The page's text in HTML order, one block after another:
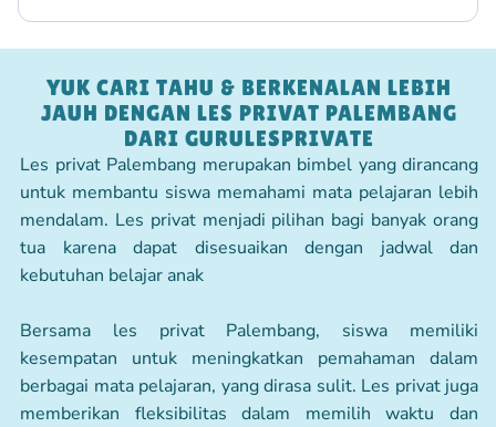
YUK CARI TAHU & BERKENALAN LEBIH
JAUH DENGAN LES PRIVAT PALEMBANG
DARI GURULESPRIVATE
Les privat Palembang merupakan bimbel yang dirancang
untuk membantu siswa memahami mata pelajaran lebih
mendalam. Les privat menjadi pilihan bagi banyak orang
tua karena dapat disesuaikan dengan jadwal dan
kebutuhan belajar anak
Bersama les privat Palembang, siswa memiliki
kesempatan untuk meningkatkan pemahaman dalam
berbagai mata pelajaran, yang dirasa sulit. Les privat juga
memberikan fleksibilitas dalam memilih waktu dan